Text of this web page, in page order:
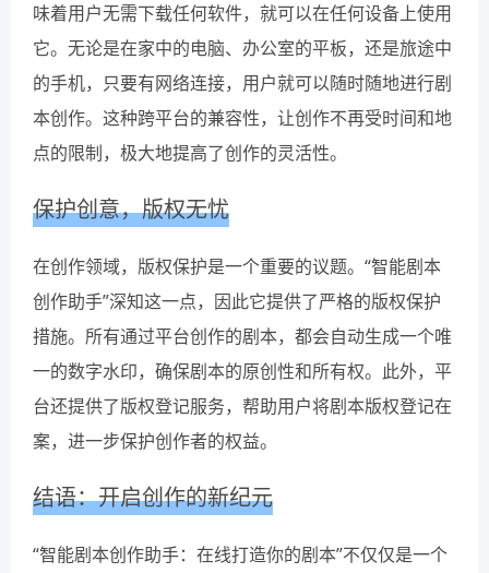
味着用户无需下载任何软件，就可以在任何设备上使用
它。无论是在家中的电脑、办公室的平板，还是旅途中
的手机，只要有网络连接，用户就可以随时随地进行剧
本创作。这种跨平台的兼容性，让创作不再受时间和地
点的限制，极大地提高了创作的灵活性。
保护创意，版权无忧
在创作领域，版权保护是一个重要的议题。“智能剧本
创作助手”深知这一点，因此它提供了严格的版权保护
措施。所有通过平台创作的剧本，都会自动生成一个唯
一的数字水印，确保剧本的原创性和所有权。此外，平
台还提供了版权登记服务，帮助用户将剧本版权登记在
案，进一步保护创作者的权益。
结语：开启创作的新纪元
“智能剧本创作助手：在线打造你的剧本”不仅仅是一个